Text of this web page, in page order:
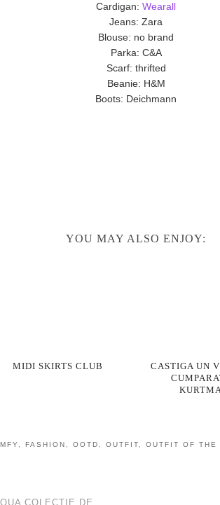
Cardigan: Wearall
Jeans: Zara
Blouse: no brand
Parka: C&A
Scarf: thrifted
Beanie: H&M
Boots: Deichmann
YOU MAY ALSO ENJOY:
MIDI SKIRTS CLUB
CASTIGA UN
FASHION OOTD OUTFIT OUTFIT OF THE
COLECTIE DE